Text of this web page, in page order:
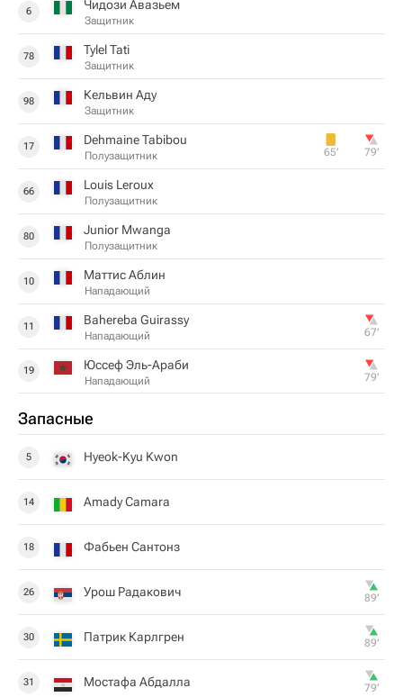
6 Чидози Авазьем
Защитник
78 Tylel Tati
Защитник
98 Кельвин Аду
Защитник
17 Dehmaine Tabibou
Полузащитник 65‎’‎ 79‎’‎
66 Louis Leroux
Полузащитник
80 Junior Mwanga
Полузащитник
10 Маттис Аблин
Нападающий
11 Bahereba Guirassy
Нападающий 67‎’‎
19 Юссеф Эль-Араби
Нападающий 79‎’‎
Запасные
5 Hyeok-Kyu Kwon
14 Amady Camara
18 Фабьен Сантонз
26 Урош Радакович 89‎’‎
30 Патрик Карлгрен 89‎’‎
31 Мостафа Абдалла 79‎’‎